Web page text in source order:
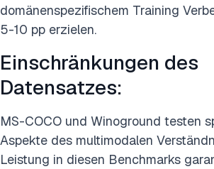
domänenspezifischem Training
5-10 pp erzielen.
Einschränkungen des
Datensatzes:
MS-COCO und Winoground testen
Aspekte des multimodalen
Leistung in diesen Benchmarks